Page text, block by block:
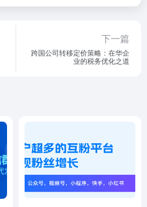
下一篇
跨国公司转移定价策略：在华企
业的税务优化之道